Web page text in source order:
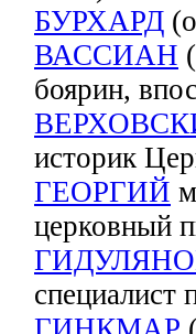
БУРХАРД
ВАССИАН
боярин,
историк
ГЕОРГИЙ
церковный
специалист